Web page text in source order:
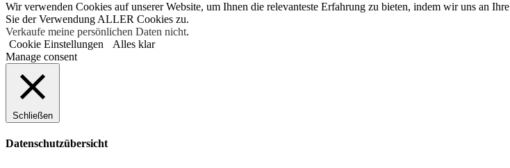
Wir verwenden Cookies auf unserer Website, um Ihnen die relevanteste Erfahrung zu bieten, indem wir uns an
Sie der Verwendung ALLER Cookies zu.
Verkaufe meine persönlichen Daten nicht.
Cookie Einstellungen
Alles klar
Manage consent
Schließen
Datenschutzübersicht